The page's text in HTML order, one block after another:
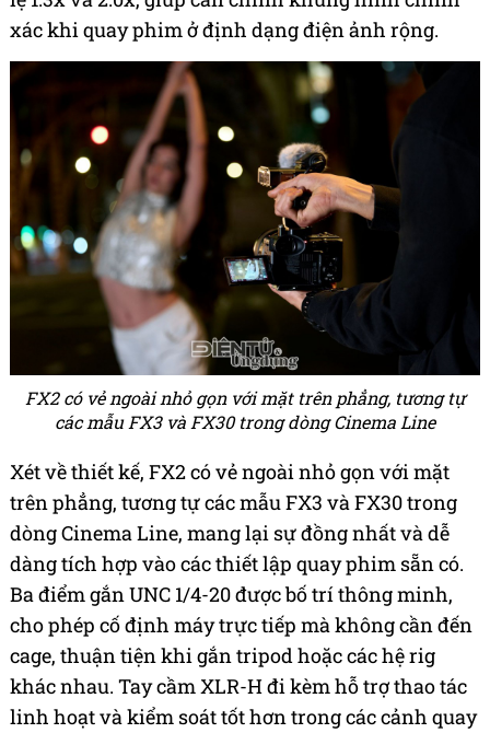
xác khi quay phim ở định dạng điện ảnh rộng.
FX2 có vẻ ngoài nhỏ gọn với mặt trên phẳng, tương tự
các mẫu FX3 và FX30 trong dòng Cinema Line
Xét về thiết kế, FX2 có vẻ ngoài nhỏ gọn với mặt
trên phẳng, tương tự các mẫu FX3 và FX30 trong
dòng Cinema Line, mang lại sự đồng nhất và dễ
dàng tích hợp vào các thiết lập quay phim sẵn có.
Ba điểm gắn UNC 1/4-20 được bố trí thông minh,
cho phép cố định máy trực tiếp mà không cần đến
cage, thuận tiện khi gắn tripod hoặc các hệ rig
khác nhau. Tay cầm XLR-H đi kèm hỗ trợ thao tác
linh hoạt và kiểm soát tốt hơn trong các cảnh quay